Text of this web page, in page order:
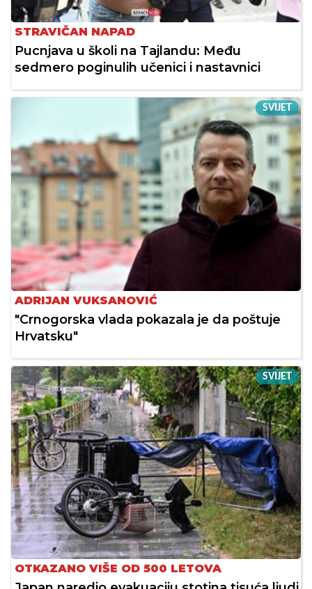
STRAVIČAN NAPAD
Pucnjava u školi na Tajlandu: Među
sedmero poginulih učenici i nastavnici
SVIJET
ADRIJAN VUKSANOVIĆ
"Crnogorska vlada pokazala je da poštuje
Hrvatsku"
SVIJET
OTKAZANO VIŠE OD 500 LETOVA